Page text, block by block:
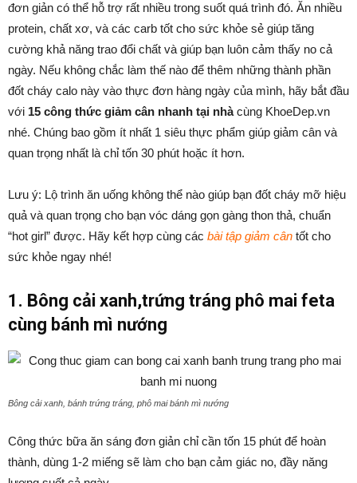
đơn giản có thể hỗ trợ rất nhiều trong suốt quá trình đó. Ăn nhiều
protein, chất xơ, và các carb tốt cho sức khỏe sẻ giúp tăng
cường khả năng trao đổi chất và giúp bạn luôn cảm thấy no cả
ngày. Nếu không chắc làm thế nào để thêm những thành phần
đốt cháy calo này vào thực đơn hàng ngày của mình, hãy bắt đầu
với 15 công thức giảm cân nhanh tại nhàcùng KhoeDep.vn
nhé. Chúng bao gồm ít nhất 1 siêu thực phẩm giúp giảm cân và
quan trọng nhất là chỉ tốn 30 phút hoặc ít hơn.
Lưu ý: Lộ trình ăn uống không thể nào giúp bạn đốt cháy mỡ hiệu
quả và quan trọng cho bạn vóc dáng gọn gàng thon thả, chuẩn
“hot girl” được. Hãy kết hợp cùng các bài tập giảm cân tốt cho
sức khỏe ngay nhé!
1. Bông cải xanh,trứng tráng phô mai feta
cùng bánh mì nướng
Bông cải xanh, bánh trứng tráng, phô mai bánh mì nướng
Công thức bữa ăn sáng đơn giản chỉ cần tốn 15 phút để hoàn
thành, dùng 1-2 miếng sẽ làm cho bạn cảm giác no, đầy năng